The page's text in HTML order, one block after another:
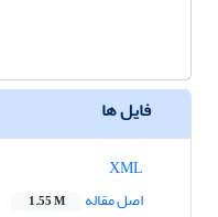
فایل ها
اصل مقاله
1.55 M